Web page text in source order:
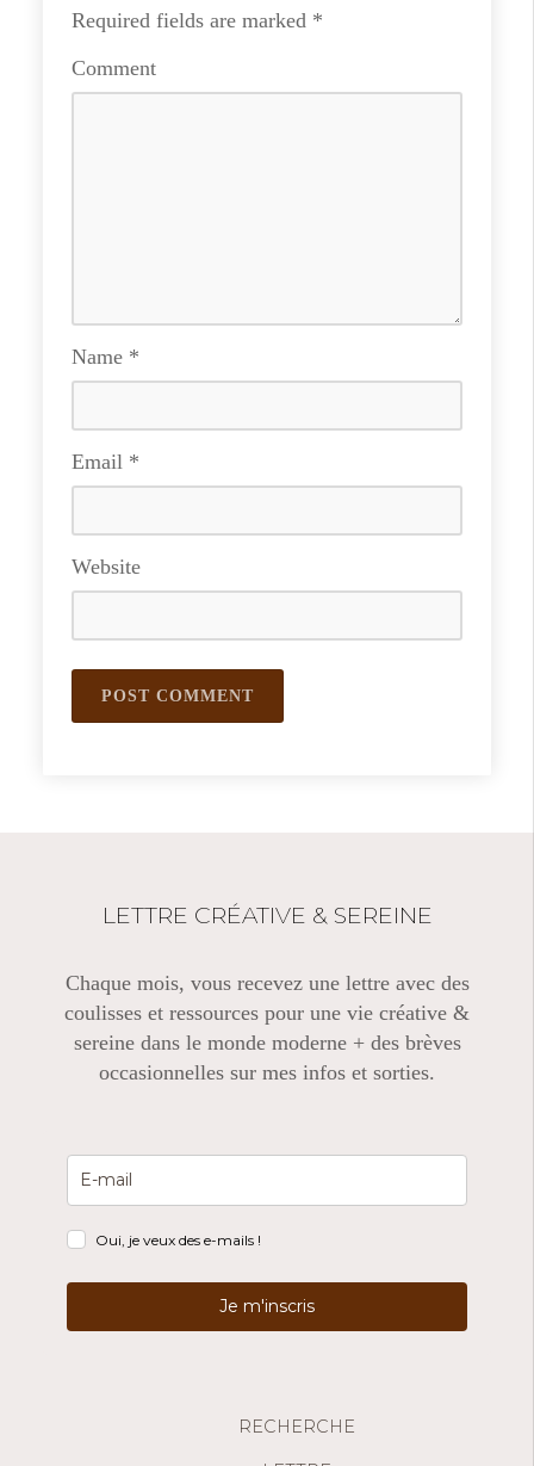
Required fields are marked *
Comment
Name *
Email *
Website
LETTRE CRÉATIVE & SEREINE
Chaque mois, vous recevez une lettre avec des
coulisses et ressources pour une vie créative &
sereine dans le monde moderne + des brèves
occasionnelles sur mes infos et sorties.
Oui, je veux des e-mails !
Je m'inscris
RECHERCHE